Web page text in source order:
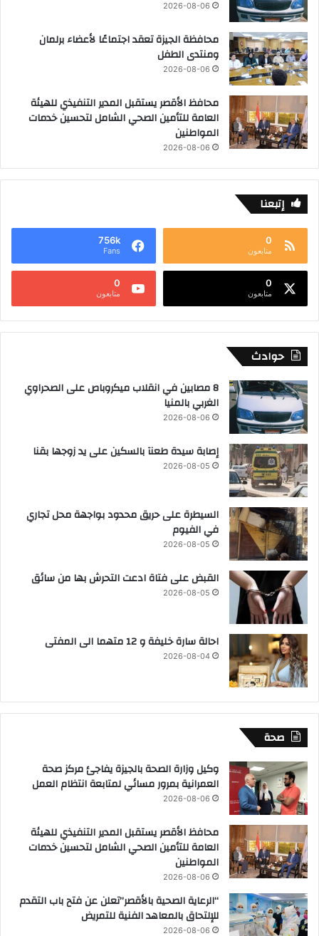
2026-08-06
محافظة الجيزة تعقد اجتماعًا لأعضاء برلمان
ومنتدى الطفل
2026-08-06
محافظ الأقصر يستقبل المدير التنفيذي للهيئة
العامة للتأمين الصحي الشامل لتحسين خدمات
المواطنين
2026-08-06
إتبعنا
0
متابعون
756k
Fans
0
متابعون
0
متابعون
حوادث
8 مصابين في انقلاب ميكروباص على الصحراوي
الغربي بالمنيا
2026-08-06
إصابة سيدة طعنآ بالسكين على يد زوجها بقنا
2026-08-05
السيطرة على حريق محدود بواجهة محل تجاري
في الفيوم
2026-08-05
القبض على فتاة ادعت التحرش بها من سائق
2026-08-05
احالة سارة خليفة و 12 متهما الى المفتى
2026-08-04
صحة
وكيل وزارة الصحة بالجيزة يفاجئ مركز صحة
العمرانية بمرور مسائي لمتابعة انتظام العمل
2026-08-06
محافظ الأقصر يستقبل المدير التنفيذي للهيئة
العامة للتأمين الصحي الشامل لتحسين خدمات
المواطنين
2026-08-06
“الرعاية الصحية بالأقصر”تعلن عن فتح باب التقدم
للإلتحاق بالمعاهد الفنية للتمريض
2026-08-06